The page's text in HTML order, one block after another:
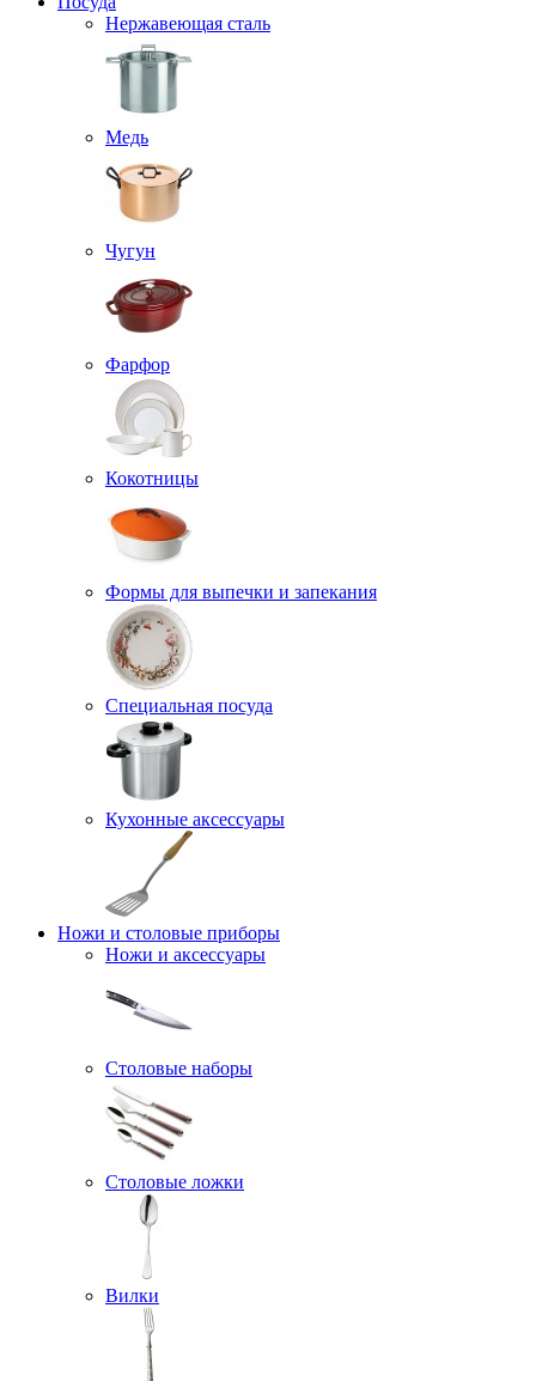
Нержавеющая сталь
Медь
Чугун
Фарфор
Кокотницы
Формы для выпечки и запекания
Специальная посуда
Кухонные аксессуары
Ножи и столовые приборы
Ножи и аксессуары
Столовые наборы
Столовые ложки
Вилки